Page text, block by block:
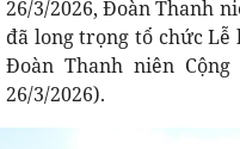
26/3/2026, Đoàn Thanh
đã long trọng tổ chức Lễ
Đoàn Thanh niên
26/3/2026).